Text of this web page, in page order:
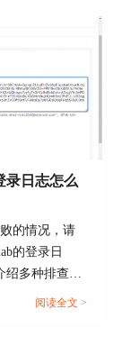
安全措施，
等，确保企
支持自定义
将GitLab集
。例如，对
的某些
的学习曲
的配置和维
队来说，是
效和协作的
录日志怎么
的情况，请
的登录日
绍多种排查与
日志，帮助
阅读全文 >